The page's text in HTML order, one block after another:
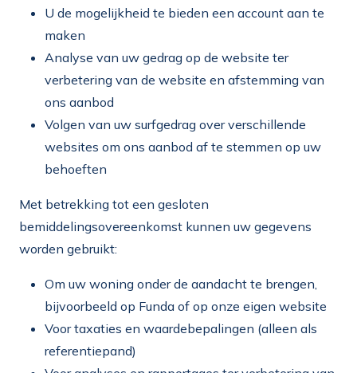
U de mogelijkheid te bieden een account aan te
maken
Analyse van uw gedrag op de website ter
verbetering van de website en afstemming van
ons aanbod
Volgen van uw surfgedrag over verschillende
websites om ons aanbod af te stemmen op uw
behoeften
Met betrekking tot een gesloten
bemiddelingsovereenkomst kunnen uw gegevens
worden gebruikt:
Om uw woning onder de aandacht te brengen,
bijvoorbeeld op Funda of op onze eigen website
Voor taxaties en waardebepalingen (alleen als
referentiepand)